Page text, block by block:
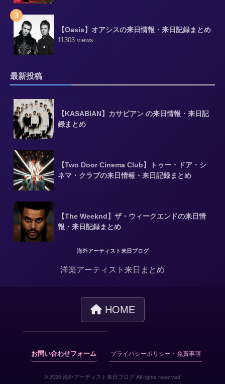
3
【Oasis】オアシスの来日情報・来日記録まとめ
11303 views
最新投稿
【KASABIAN】カサビアン の来日情報・来日記
録まとめ
【Two Door Cinema Club】トゥー・ドア・シ
ネマ・クラブの来日情報・来日記録まとめ
【The Weeknd】ザ・ウィークエンドの来日情
報・来日記録まとめ
海外アーティスト来日ブログ
洋楽アーティスト来日まとめ
HOME
お問い合わせフォーム プライバシーポリシー・免責事項
© 2026 海外アーティスト来日ブログ All rights reserved.